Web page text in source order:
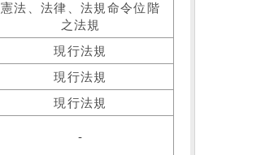
憲法、法律、法規命令位階
之法規
現行法規
現行法規
現行法規
-